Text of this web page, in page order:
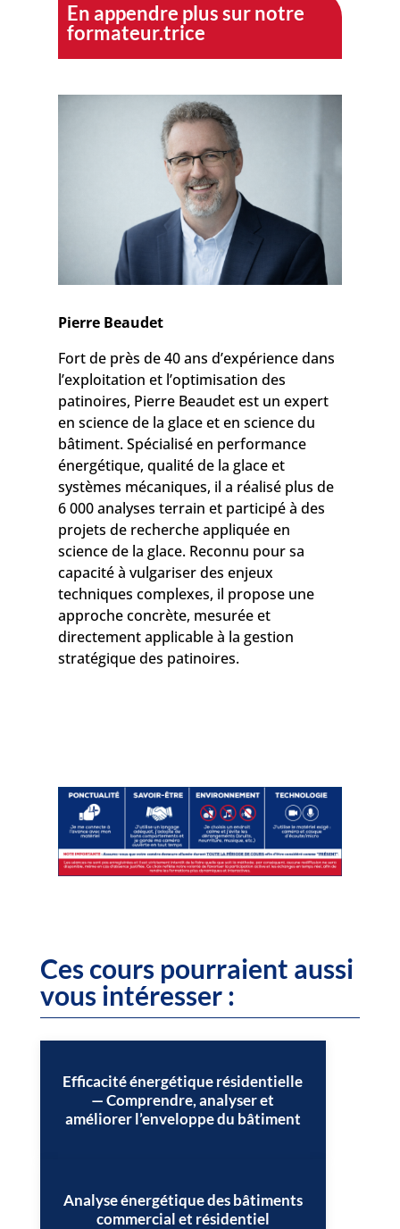
En appendre plus sur notre
formateur.trice
Pierre Beaudet
Fort de près de 40 ans d’expérience dans
l’exploitation et l’optimisation des
patinoires, Pierre Beaudet est un expert
en science de la glace et en science du
bâtiment. Spécialisé en performance
énergétique, qualité de la glace et
systèmes mécaniques, il a réalisé plus de
6 000 analyses terrain et participé à des
projets de recherche appliquée en
science de la glace. Reconnu pour sa
capacité à vulgariser des enjeux
techniques complexes, il propose une
approche concrète, mesurée et
directement applicable à la gestion
stratégique des patinoires.
Ces cours pourraient aussi
vous intéresser :
Efficacité énergétique résidentielle
— Comprendre, analyser et
améliorer l’enveloppe du bâtiment
Analyse énergétique des bâtiments
commercial et résidentiel